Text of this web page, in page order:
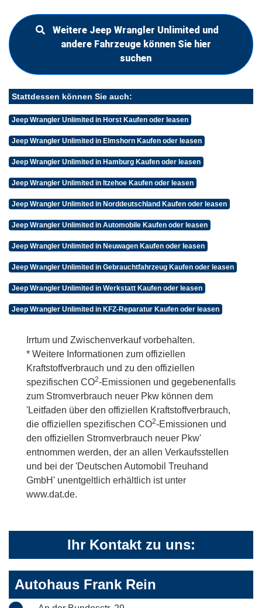
Weitere Jeep Wrangler Unlimited und
andere Fahrzeuge können Sie hier
suchen
Stattdessen können Sie auch:
Jeep Wrangler Unlimited in Horst Kaufen oder leasen
Jeep Wrangler Unlimited in Elmshorn Kaufen oder leasen
Jeep Wrangler Unlimited in Hamburg Kaufen oder leasen
Jeep Wrangler Unlimited in Itzehoe Kaufen oder leasen
Jeep Wrangler Unlimited in Norddeutschland Kaufen oder leasen
Jeep Wrangler Unlimited in Automobile Kaufen oder leasen
Jeep Wrangler Unlimited in Neuwagen Kaufen oder leasen
Jeep Wrangler Unlimited in Gebrauchtfahrzeug Kaufen oder leasen
Jeep Wrangler Unlimited in Werkstatt Kaufen oder leasen
Jeep Wrangler Unlimited in KFZ-Reparatur Kaufen oder leasen
Irrtum und Zwischenverkauf vorbehalten.
* Weitere Informationen zum offiziellen
Kraftstoffverbrauch und zu den offiziellen
spezifischen CO2-Emissionen und gegebenenfalls
zum Stromverbrauch neuer Pkw können dem
'Leitfaden über den offiziellen Kraftstoffverbrauch,
die offiziellen spezifischen CO2-Emissionen und
den offiziellen Stromverbrauch neuer Pkw'
entnommen werden, der an allen Verkaufsstellen
und bei der 'Deutschen Automobil Treuhand
GmbH' unentgeltlich erhältlich ist unter
www.dat.de.
Ihr Kontakt zu uns:
Autohaus Frank Rein